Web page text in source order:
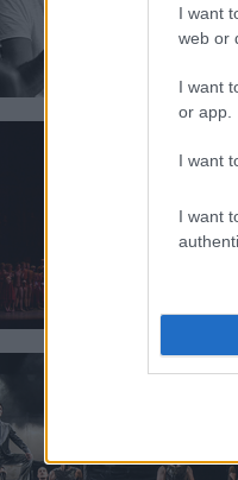
I want
web or
I want
or app.
I want
I want